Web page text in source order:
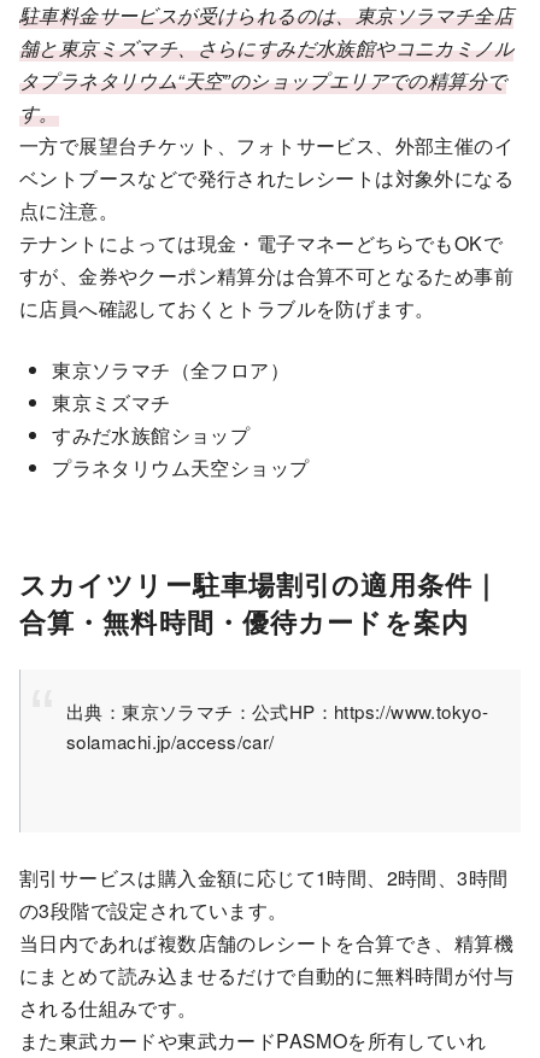
駐車料金サービスが受けられるのは、東京ソラマチ全店
舗と東京ミズマチ、さらにすみだ水族館やコニカミノル
タプラネタリウム“天空”のショップエリアでの精算分で
す。
一方で展望台チケット、フォトサービス、外部主催のイ
ベントブースなどで発行されたレシートは対象外になる
点に注意。
テナントによっては現金・電子マネーどちらでもOKで
すが、金券やクーポン精算分は合算不可となるため事前
に店員へ確認しておくとトラブルを防げます。
東京ソラマチ（全フロア）
東京ミズマチ
すみだ水族館ショップ
プラネタリウム天空ショップ
スカイツリー駐車場割引の適用条件｜
合算・無料時間・優待カードを案内
出典：東京ソラマチ：公式HP：https://www.tokyo-
solamachi.jp/access/car/
割引サービスは購入金額に応じて1時間、2時間、3時間
の3段階で設定されています。
当日内であれば複数店舗のレシートを合算でき、精算機
にまとめて読み込ませるだけで自動的に無料時間が付与
される仕組みです。
また東武カードや東武カードPASMOを所有していれ